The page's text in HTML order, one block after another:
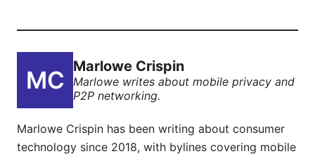
Marlowe Crispin
Marlowe writes about mobile privacy and
P2P networking.
Marlowe Crispin has been writing about consumer
technology since 2018, with bylines covering mobile